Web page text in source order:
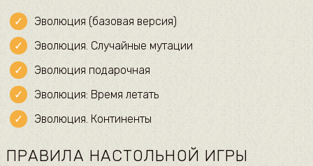
Эволюция (базовая версия)
Эволюция. Случайные мутации
Эволюция подарочная
Эволюция: Время летать
Эволюция. Континенты
ПРАВИЛА НАСТОЛЬНОЙ ИГРЫ